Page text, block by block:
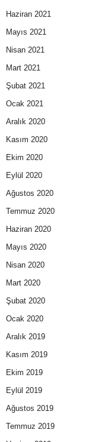
Haziran 2021
Mayıs 2021
Nisan 2021
Mart 2021
Şubat 2021
Ocak 2021
Aralık 2020
Kasım 2020
Ekim 2020
Eylül 2020
Ağustos 2020
Temmuz 2020
Haziran 2020
Mayıs 2020
Nisan 2020
Mart 2020
Şubat 2020
Ocak 2020
Aralık 2019
Kasım 2019
Ekim 2019
Eylül 2019
Ağustos 2019
Temmuz 2019